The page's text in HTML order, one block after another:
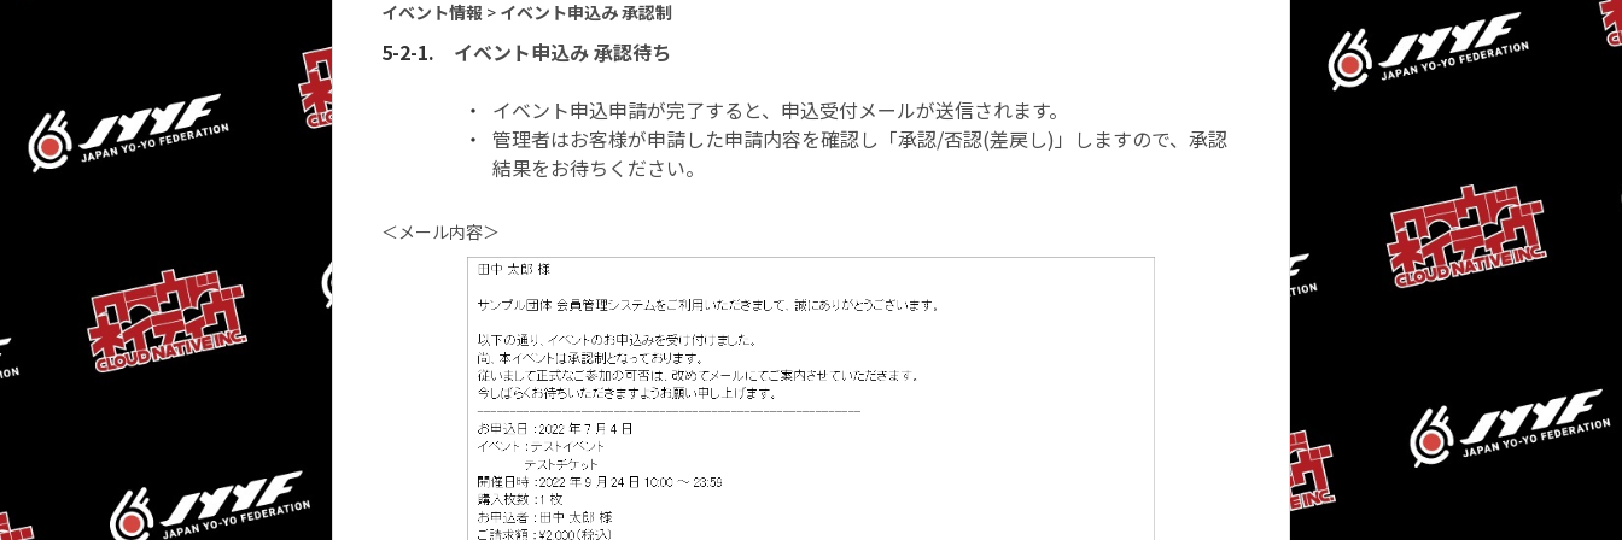
イベント情報 > イベント申込み 承認制
イベント申込み 承認待ち
イベント申込申請が完了すると、申込受付メールが送信されます。
管理者はお客様が申請した申請内容を確認し「承認/否認(差戻し)」しますので、承認
結果をお待ちください。
＜メール内容＞